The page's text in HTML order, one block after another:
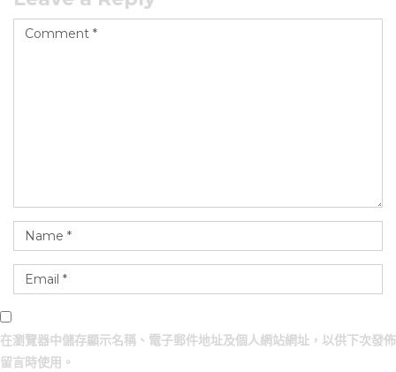
在瀏覽器中儲存顯示名稱、電子郵件地址及個人網站網址，以供下次發佈
留言時使用。